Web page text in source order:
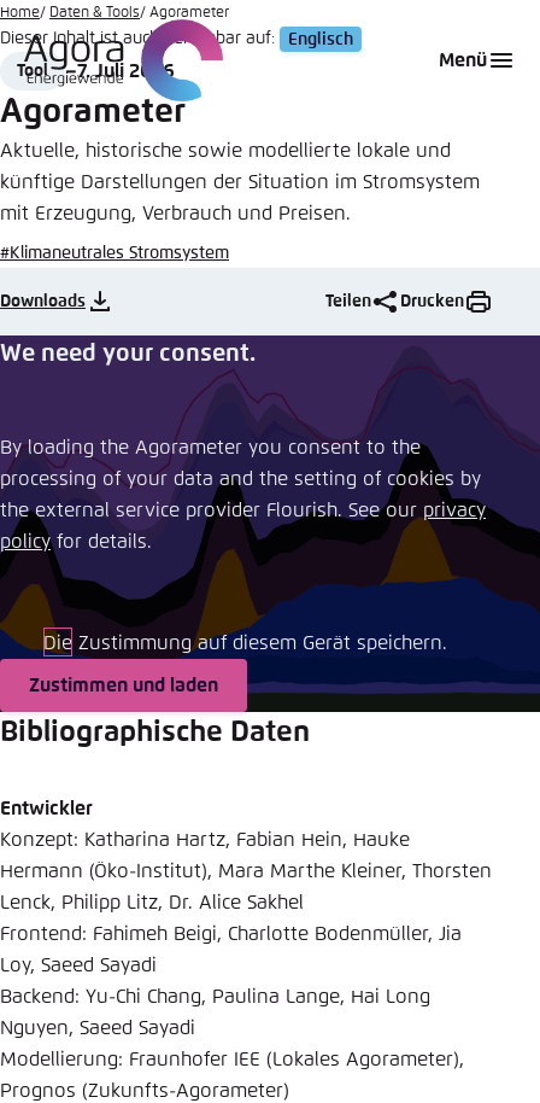
Zum
Hauptinhalt
gehen
Menü
Home Daten & Tools Agorameter
Dieser Inhalt ist auch verfügbar auf: Englisch
Format
Tool
Date
7. Juli 2026
Agorameter
Aktuelle, historische sowie modellierte lokale und
künftige Darstellungen der Situation im Stromsystem
mit Erzeugung, Verbrauch und Preisen.
#Klimaneutrales Stromsystem
Downloads Teilen Drucken
We need your consent.
By loading the Agorameter you consent to the
processing of your data and the setting of cookies by
the external service provider Flourish. See our ​ privacy
policyfor details.
Die Zustimmung auf diesem Gerät speichern.
Zustimmen und laden
Bibliographische Daten
Entwickler
Konzept: Katharina Hartz, Fabian Hein, Hauke
Hermann (Öko-Institut), Mara Marthe Kleiner, Thorsten
Lenck, Philipp Litz, Dr. Alice Sakhel
Frontend: Fahimeh Beigi, Charlotte Bodenmüller, Jia
Loy, Saeed Sayadi
Backend: Yu-Chi Chang, Paulina Lange, Hai Long
Nguyen, Saeed Sayadi
Modellierung: Fraunhofer IEE (Lokales Agorameter),
Prognos (Zukunfts-Agorameter)
Login
Melden Sie sich an um ..., ... und ... zu verwalten.
Benutzername*
Passwort Passwort vergessen?
Anmelden
Noch kein Benutzerkonto?
Abbrechen
Sprache auswählen
Englisch
Agora Think Tanks
Erscheinungsbild der Webseite
Diese Webseite passt ihr Farbschema basierend
auf Ihren Einstellungen an. Wählen Sie aus,
welches Farbschema Sie für diese Webseite
verwenden möchten.
Hell
Automatisch
Einstellung für diese Webseite im Browser
speichern
Übernehmen